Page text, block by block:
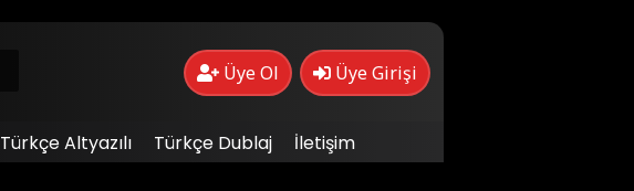
Üye Ol Üye Girişi
Türkçe Altyazılı Türkçe Dublaj İletişim